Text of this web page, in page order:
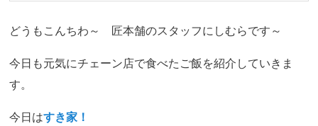
どうもこんちわ～ 匠本舗のスタッフにしむらです～
今日も元気にチェーン店で食べたご飯を紹介していきま
す。
今日はすき家！